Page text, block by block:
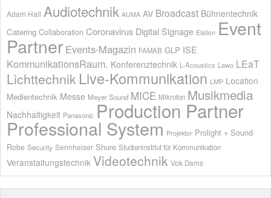
Adam Hall Audiotechnik AUMA AV Broadcast Bühnentechnik
Catering Collaboration Coronavirus Digital Signage Elation Event
Partner Events-Magazin FAMAB GLP ISE
KommunikationsRaum. Konferenztechnik L-Acoustics Lawo LEaT
Lichttechnik Live-Kommunikation LMP Location
Medientechnik Messe Meyer Sound MICE Mikrofon Musikmedia
Nachhaltigkeit Panasonic Production Partner
Professional System Projektor Prolight + Sound
Robe Security Sennheiser Shure Studieninstitut für Kommunikation
Veranstaltungstechnik Videotechnik Vok Dams